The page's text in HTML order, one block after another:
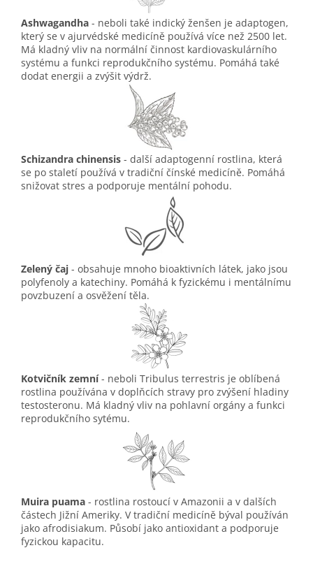
Ashwagandha - neboli také indický ženšen je adaptogen,
který se v ajurvédské medicíně používá více než 2500 let.
Má kladný vliv na normální činnost kardiovaskulárního
systému a funkci reprodukčního systému. Pomáhá také
dodat energii a zvýšit výdrž.
Schizandra chinensis - další adaptogenní rostlina, která
se po staletí používá v tradiční čínské medicíně. Pomáhá
snižovat stres a podporuje mentální pohodu.
Zelený čaj - obsahuje mnoho bioaktivních látek, jako jsou
polyfenoly a katechiny. Pomáhá k fyzickému i mentálnímu
povzbuzení a osvěžení těla.
Kotvičník zemní- neboli Tribulus terrestris je oblíbená
rostlina používána v doplňcích stravy pro zvýšení hladiny
testosteronu. Má kladný vliv na pohlavní orgány a funkci
reprodukčního sytému.
Muira puama - rostlina rostoucí v Amazonii a v dalších
částech Jižní Ameriky. V tradiční medicíně býval používán
jako afrodisiakum. Působí jako antioxidant a podporuje
fyzickou kapacitu.